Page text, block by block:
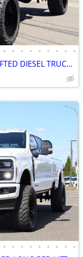
• • • • • • • • •
2025 Ford F-350 PLATINUM PLUS LIFTED DIESEL TRUCK 4X4 LOADED
• • • • • • • • •